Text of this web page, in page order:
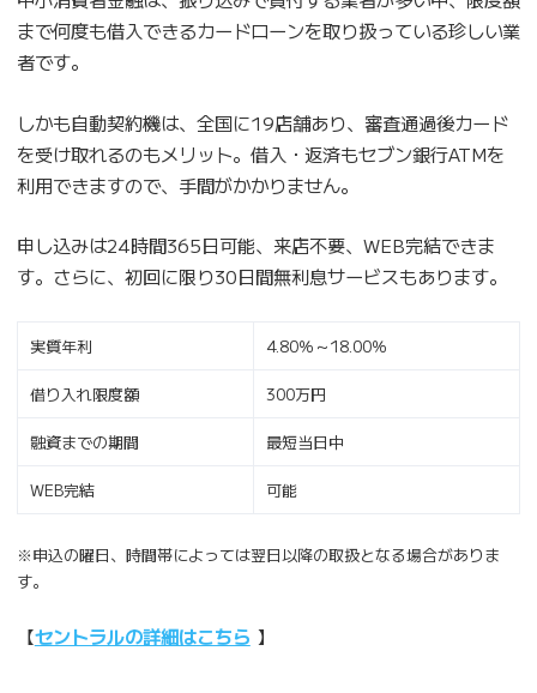
まで何度も借入できるカードローンを取り扱っている珍しい業
者です。
しかも自動契約機は、全国に19店舗あり、審査通過後カード
を受け取れるのもメリット。借入・返済もセブン銀行ATMを
利用できますので、手間がかかりません。
申し込みは24時間365日可能、来店不要、WEB完結できま
す。さらに、初回に限り30日間無利息サービスもあります。
実質年利 4.80％～18.00％
借り入れ限度額 300万円
融資までの期間 最短当日中
WEB完結 可能
※申込の曜日、時間帯によっては翌日以降の取扱となる場合がありま
す。
【セントラルの詳細はこちら 】